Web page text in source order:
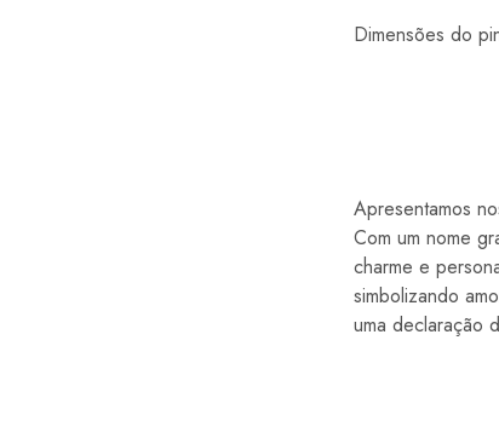
Dimensões do
Apresentamos
Com um nome
charme e
simbolizando
uma declaração